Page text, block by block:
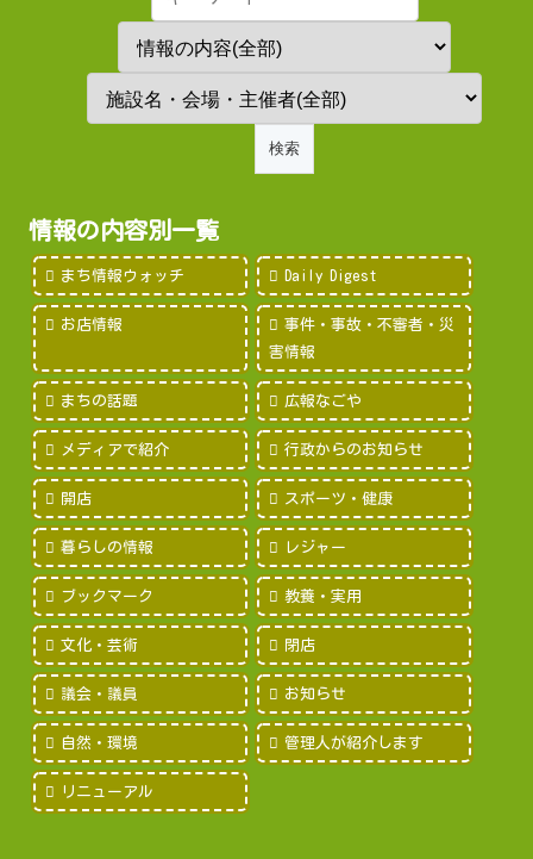
情報の内容別一覧
まち情報ウォッチ Daily Digest
お店情報
事件・事故・不審者・災
害情報
まちの話題 広報なごや
メディアで紹介 行政からのお知らせ
開店 スポーツ・健康
暮らしの情報 レジャー
ブックマーク 教養・実用
文化・芸術 閉店
議会・議員 お知らせ
自然・環境 管理人が紹介します
リニューアル